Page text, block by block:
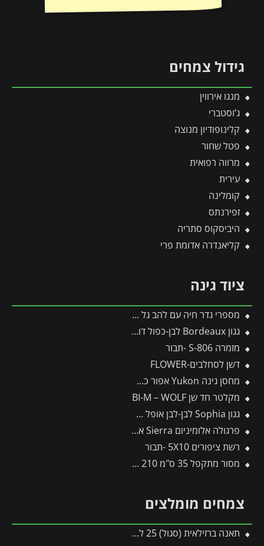
גידול צמחים
מנגו אירווין
ג’וסטברי
קלינופודיון מנוצה
פטל שחור
מרווה רפואית
עירית
קומלינה
זפירנתס
היביסקוס סתריה
קליאנדרה אדומת פרי
ציוד גינה
מספרי גדר חיה עם להב גל HS-W – WOLF
גגון Bordeaux לבן-כפול דופן 1.4X2.2 מבית פלרם – Canopia
מזמרה S-806 -תבור
דשן לסחלבים-FLOWER
מחסן גינה Yukon אפור כהה 3.3X5.2 מבית פלרם – קנופיה
מקלטר חד שן BI-M – WOLF
גגון Sophia לבן-לבן אופל 1X2.2 עיצוב מודרני מבית פלרם – Canopia
פרגולה אלומיניום Sierra אפורה 3X4.3 מבית פלרם – Canopia
רשת ציפורים 5X10 -תבור
מסור מתקפל 35 ס"מ 210 -ARS -תבור
צמחים מומלצים
תאנה ברזילאית (סגול) 25 ליטר